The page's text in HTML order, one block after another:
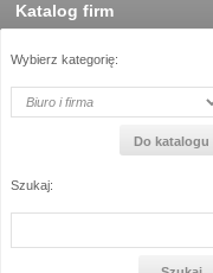
Katalog firm
Wybierz kategorię:
Szukaj: